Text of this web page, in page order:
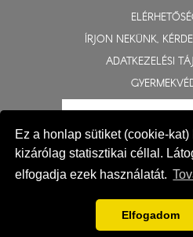
Ez a honlap sütiket (cookie-kat)
kizárólag statisztikai céllal.
elfogadja ezek használatát.
Elfogadom
ÍRJON NEKÜNK,
ADATKEZELÉSI